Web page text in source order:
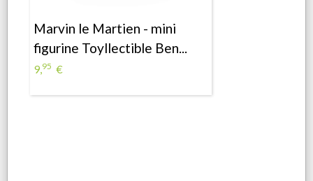
Marvin le Martien - mini
figurine Toyllectible Ben...
9, 95 €